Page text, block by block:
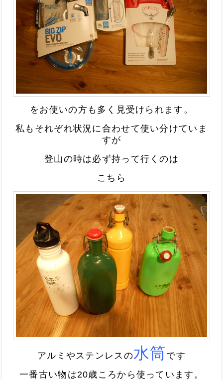
を お使いの方も多く見受けられます。
私もそれぞれ状況に合わせて使い分けていま
すが
登山の時は必ず持って行くのは
こちら
アルミやステンレスの水筒です
一番古い物は20歳ころから使っています。